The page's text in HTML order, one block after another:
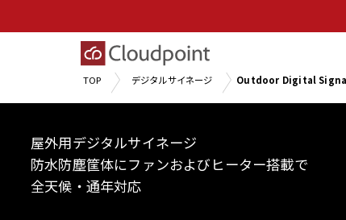
TOP デジタルサイネージ Outdoor Digital
屋外用デジタルサイネージ
防水防塵筐体にファンおよびヒーター搭載で
全天候・通年対応